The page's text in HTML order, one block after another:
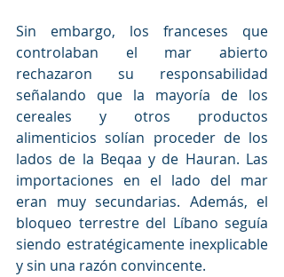
Sin embargo, los franceses que
controlaban el mar abierto
rechazaron su responsabilidad
señalando que la mayoría de los
cereales y otros productos
alimenticios solían proceder de los
lados de la Beqaa y de Hauran. Las
importaciones en el lado del mar
eran muy secundarias. Además, el
bloqueo terrestre del Líbano seguía
siendo estratégicamente inexplicable
y sin una razón convincente.